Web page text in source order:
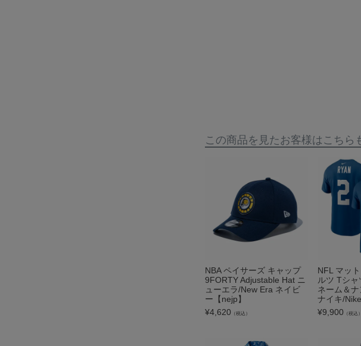
この商品を見たお客様はこちら
NBA ペイサーズ キャップ
9FORTY Adjustable Hat ニ
ューエラ/New Era ネイビ
ー【nejp】
¥4,620 （税込）
NFL マッ
ルツ Tシャ
ネーム＆
ナイキ/
¥9,900 （税込）